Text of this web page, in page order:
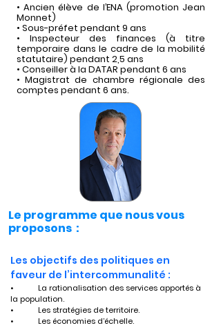
• Ancien élève de l’ENA (promotion Jean
Monnet)
• Sous-préfet pendant 9 ans
• Inspecteur des finances (à titre
temporaire dans le cadre de la mobilité
statutaire) pendant 2,5 ans
• Conseiller à la DATAR pendant 6 ans
• Magistrat de chambre régionale des
comptes pendant 6 ans.
Le programme que nous vous
proposons :
Les objectifs des politiques en
faveur de l’intercommunalité :
•	La rationalisation des services apportés à
la population.
•	Les stratégies de territoire.
•	Les économies d’échelle.